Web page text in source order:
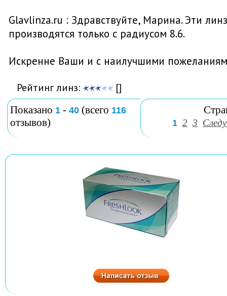
Glavlinza.ru : Здравствуйте, Марина. Эти
производятся только с радиусом 8.6.
Искренне Ваши и с наилучшими
Рейтинг линз: []
Показано 1 - 40 (всего 116
отзывов) 1 2 3